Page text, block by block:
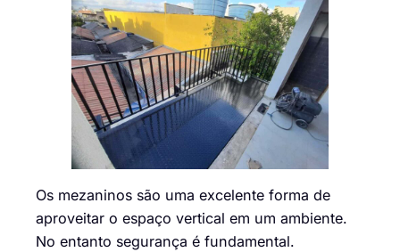
Os mezaninos são uma excelente forma de
aproveitar o espaço vertical em um ambiente.
No entanto segurança é fundamental.